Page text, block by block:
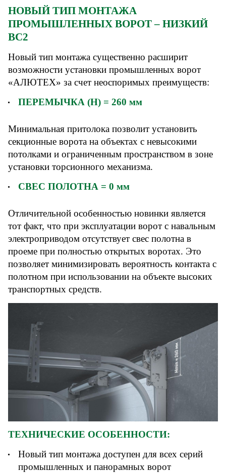
НОВЫЙ ТИП МОНТАЖА
ПРОМЫШЛЕННЫХ ВОРОТ – НИЗКИЙ
ВС2
Новый тип монтажа существенно расширит
возможности установки промышленных ворот
«АЛЮТЕХ» за счет неоспоримых преимуществ:
ПЕРЕМЫЧКА (H) = 260 мм
Минимальная притолока позволит установить
секционные ворота на объектах с невысокими
потолками и ограниченным пространством в зоне
установки торсионного механизма.
СВЕС ПОЛОТНА = 0 мм
Отличительной особенностью новинки является
тот факт, что при эксплуатации ворот с навальным
электроприводом отсутствует свес полотна в
проеме при полностью открытых воротах. Это
позволяет минимизировать вероятность контакта с
полотном при использовании на объекте высоких
транспортных средств.
ТЕХНИЧЕСКИЕ ОСОБЕННОСТИ:
Новый тип монтажа доступен для всех серий
промышленных и панорамных ворот